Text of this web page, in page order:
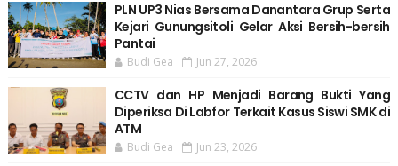
PLN UP3 Nias Bersama Danantara Grup Serta
Kejari Gunungsitoli Gelar Aksi Bersih-bersih
Pantai
Budi Gea Jun 27, 2026
CCTV dan HP Menjadi Barang Bukti Yang
Diperiksa Di Labfor Terkait Kasus Siswi SMK di
ATM
Budi Gea Jun 23, 2026